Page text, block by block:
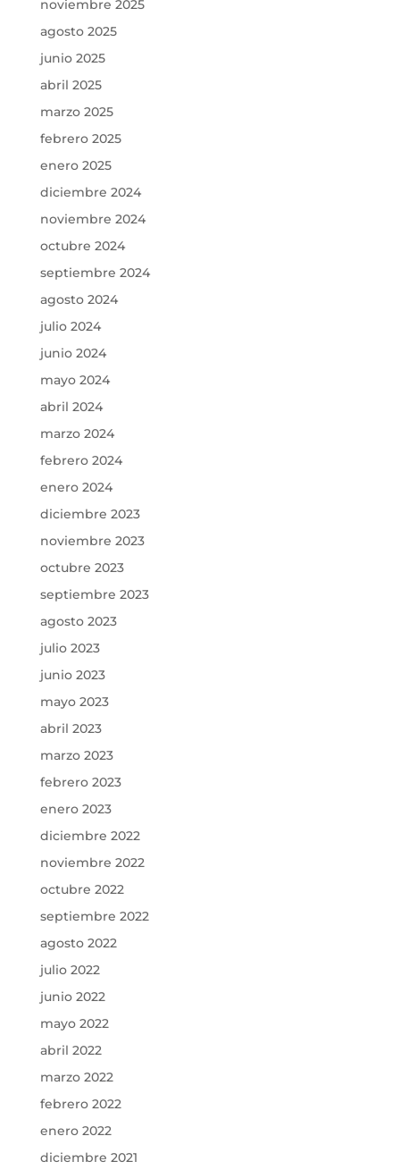
noviembre 2025
agosto 2025
junio 2025
abril 2025
marzo 2025
febrero 2025
enero 2025
diciembre 2024
noviembre 2024
octubre 2024
septiembre 2024
agosto 2024
julio 2024
junio 2024
mayo 2024
abril 2024
marzo 2024
febrero 2024
enero 2024
diciembre 2023
noviembre 2023
octubre 2023
septiembre 2023
agosto 2023
julio 2023
junio 2023
mayo 2023
abril 2023
marzo 2023
febrero 2023
enero 2023
diciembre 2022
noviembre 2022
octubre 2022
septiembre 2022
agosto 2022
julio 2022
junio 2022
mayo 2022
abril 2022
marzo 2022
febrero 2022
enero 2022
diciembre 2021